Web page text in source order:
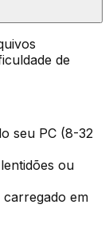
de
seu PC (8-32
ou
carregado em